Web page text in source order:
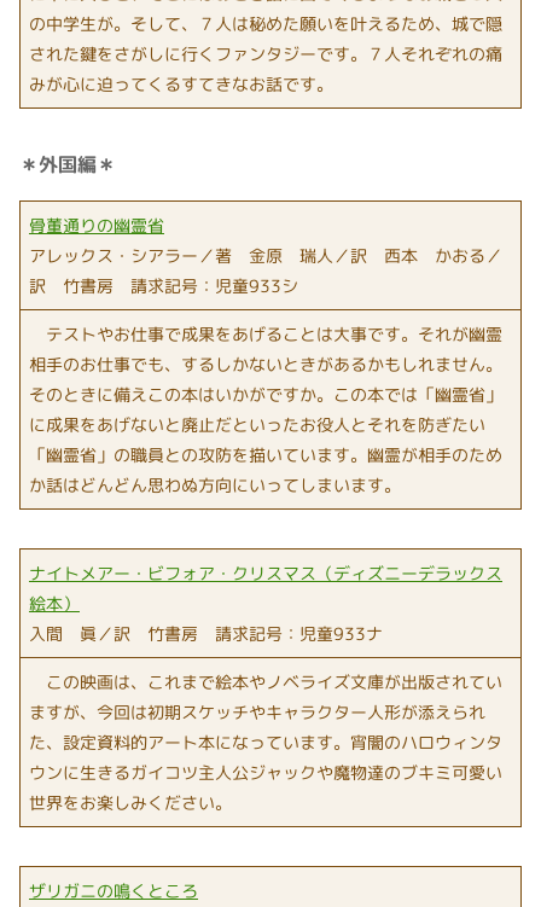
の中学生が。そして、７人は秘めた願いを叶えるため、城で隠
された鍵をさがしに行くファンタジーです。７人それぞれの痛
みが心に迫ってくるすてきなお話です。
＊外国編＊
骨董通りの幽霊省
アレックス・シアラー／著 金原 瑞人／訳 西本 かおる／
訳 竹書房 請求記号：児童933シ
テストやお仕事で成果をあげることは大事です。それが幽霊
相手のお仕事でも、するしかないときがあるかもしれません。
そのときに備えこの本はいかがですか。この本では「幽霊省」
に成果をあげないと廃止だといったお役人とそれを防ぎたい
「幽霊省」の職員との攻防を描いています。幽霊が相手のため
か話はどんどん思わぬ方向にいってしまいます。
ナイトメアー・ビフォア・クリスマス（ディズニーデラックス
絵本）
入間 眞／訳 竹書房 請求記号：児童933ナ
この映画は、これまで絵本やノベライズ文庫が出版されてい
ますが、今回は初期スケッチやキャラクター人形が添えられ
た、設定資料的アート本になっています。宵闇のハロウィンタ
ウンに生きるガイコツ主人公ジャックや魔物達のブキミ可愛い
世界をお楽しみください。
ザリガニの鳴くところ